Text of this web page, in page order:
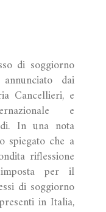
di soggiorno
dai
Cancellieri, e
e
In una nota
spiegato che a
riflessione
per il
di soggiorno
in Italia,